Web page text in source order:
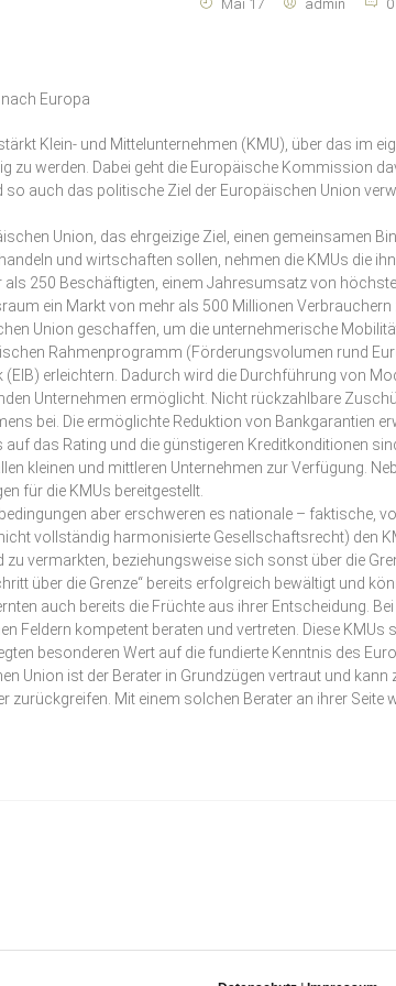
Mai 17 admin 0
Europa
Klein- und Mittelunternehmen (KMU), über das im
zu werden. Dabei geht die Europäische Kommission
auch das politische Ziel der Europäischen Union
Union, das ehrgeizige Ziel, einen gemeinsamen
und wirtschaften sollen, nehmen die KMUs die
als 250 Beschäftigten, einem Jahresumsatz von
ein Markt von mehr als 500 Millionen
Union geschaffen, um die unternehmerische
Rahmenprogramm (Förderungsvolumen rund
erleichtern. Dadurch wird die Durchführung von
Unternehmen ermöglicht. Nicht rückzahlbare
bei. Die ermöglichte Reduktion von Bankgarantien
das Rating und die günstigeren Kreditkonditionen
kleinen und mittleren Unternehmen zur Verfügung.
für die KMUs bereitgestellt.
aber erschweren es nationale – faktische,
vollständig harmonisierte Gesellschaftsrecht) den
vermarkten, beziehungsweise sich sonst über die
über die Grenze“ bereits erfolgreich bewältigt und
auch bereits die Früchte aus ihrer Entscheidung.
Feldern kompetent beraten und vertreten. Diese
besonderen Wert auf die fundierte Kenntnis des
Union ist der Berater in Grundzügen vertraut und
Mit einem solchen Berater an ihrer Seite